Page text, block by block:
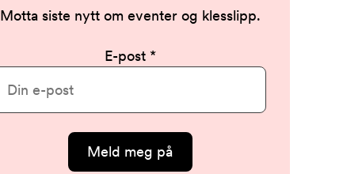
Motta siste nytt om eventer og klesslipp.
E-post
Meld meg på